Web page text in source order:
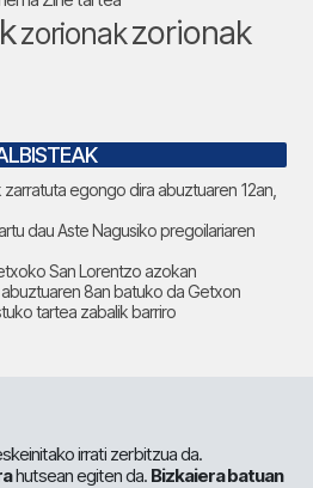
zorionakzorionak
egongo dira abuztuaren 12an,
dau Aste Nagusiko pregoilariaren
San Lorentzo azokan
8an batuko da Getxon
tartea zabalik barriro
irrati zerbitzua da.
hutsean egiten da. Bizkaiera batuan